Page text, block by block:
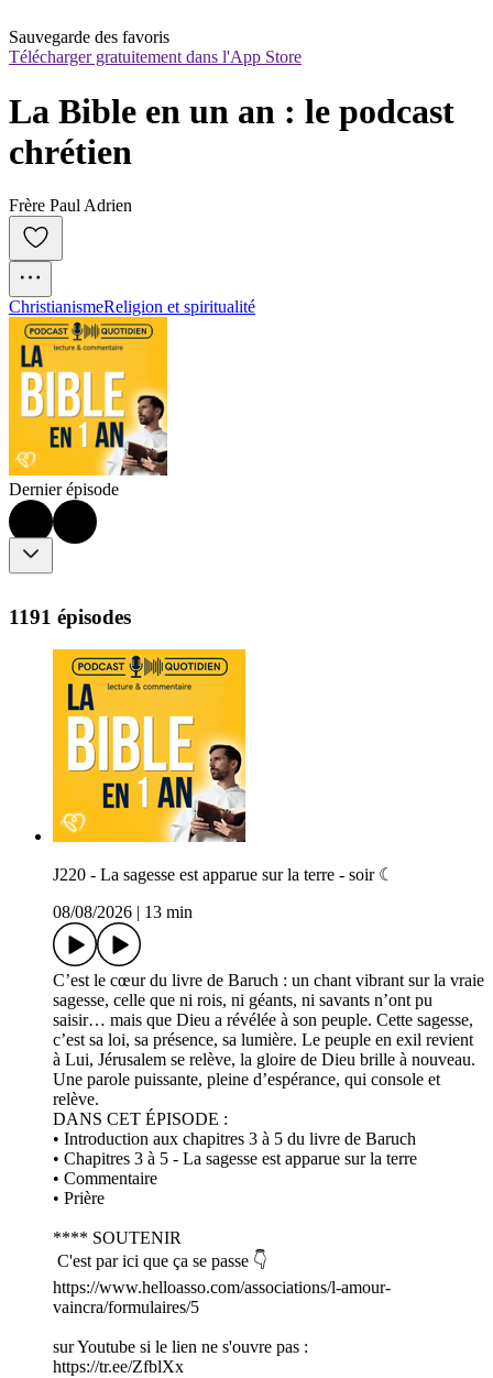
Sauvegarde des favoris
Télécharger gratuitement dans l'App Store
La Bible en un an : le podcast
chrétien
Frère Paul Adrien
ChristianismeReligion et spiritualité
Dernier épisode
1191 épisodes
J220 - La sagesse est apparue sur la terre - soir ☾
08/08/2026
13 min
C’est le cœur du livre de Baruch : un chant vibrant sur la vraie
sagesse, celle que ni rois, ni géants, ni savants n’ont pu
saisir… mais que Dieu a révélée à son peuple. Cette sagesse,
c’est sa loi, sa présence, sa lumière. Le peuple en exil revient
à Lui, Jérusalem se relève, la gloire de Dieu brille à nouveau.
Une parole puissante, pleine d’espérance, qui console et
relève.
DANS CET ÉPISODE :
• Introduction aux chapitres 3 à 5 du livre de Baruch
• Chapitres 3 à 5 - La sagesse est apparue sur la terre
• Commentaire
• Prière
**** SOUTENIR
C'est par ici que ça se passe 👇
https://www.helloasso.com/associations/l-amour-
vaincra/formulaires/5
sur Youtube si le lien ne s'ouvre pas :
https://tr.ee/ZfblXx